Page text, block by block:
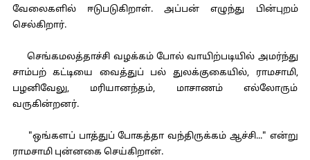
வேலைகளில் ஈடுபடுகிறாள். அப்பன் எழுந்து பின்புறம்
செல்கிறார்.
செங்கமலத்தாச்சி வழக்கம் போல் வாயிற்படியில் அமர்ந்து
சாம்பற் கட்டியை வைத்துப் பல் துலக்குகையில், ராமசாமி,
பழனிவேலு, மரியானந்தம், மாசாணம் எல்லோரும்
வருகின்றனர்.
"ஒங்களப் பாத்துப் போகத்தா வந்திருக்கம் ஆச்சி..." என்று
ராமசாமி புன்னகை செய்கிறான்.